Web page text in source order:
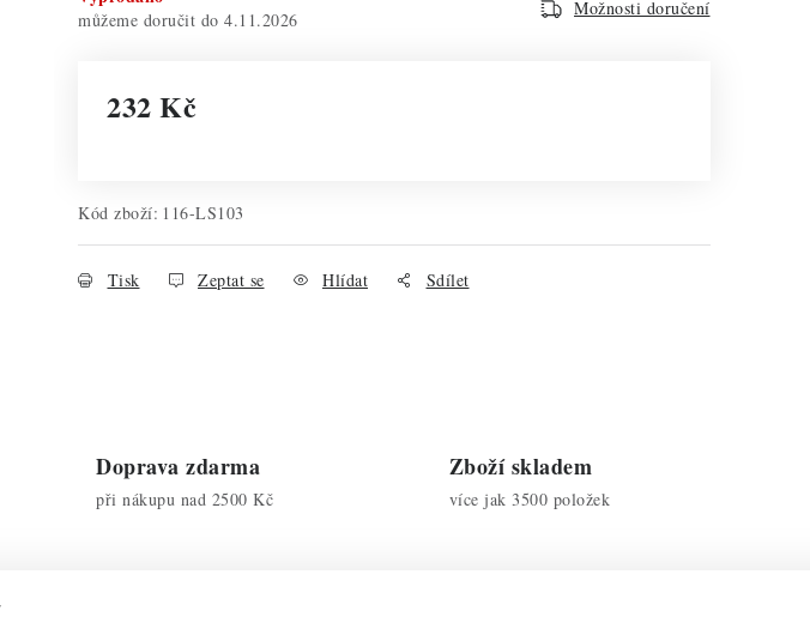
4.11.2026
Možnosti doručení
232 Kč
Kód zboží: 116-LS103
Tisk Zeptat se Hlídat Sdílet
Doprava zdarma
při nákupu nad 2500 Kč
Zboží skladem
více jak 3500 položek